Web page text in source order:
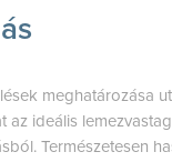
meghatározása
ideális
Természetesen